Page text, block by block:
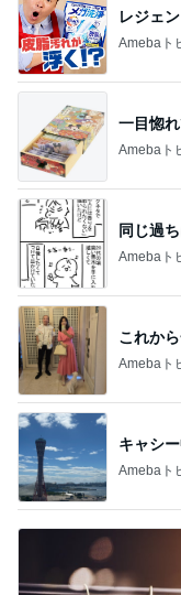
レジェ
Amebaト
一目惚
Amebaト
同じ過
Amebaト
これか
Amebaト
キャシ
Amebaト